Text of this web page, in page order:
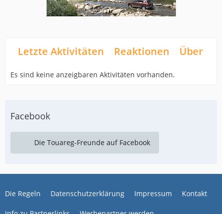
Letzte Aktivitäten Reaktionen Über
Es sind keine anzeigbaren Aktivitäten vorhanden.
Facebook
Die Touareg-Freunde auf Facebook
Die Regeln Datenschutzerklärung Impressum Kontakt